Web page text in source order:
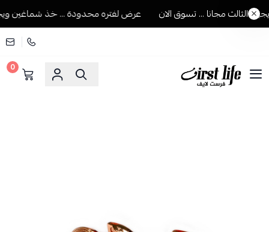
مجانا ... تسوق الان عرض لفتره محدودة ... خذ شماغين
فرست لايف للمستلزمات الرجالية
0